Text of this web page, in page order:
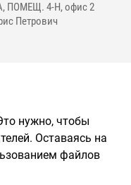
ПОМЕЩ. 4-Н, офис 2
Петрович
нужно, чтобы
Оставаясь на
файлов